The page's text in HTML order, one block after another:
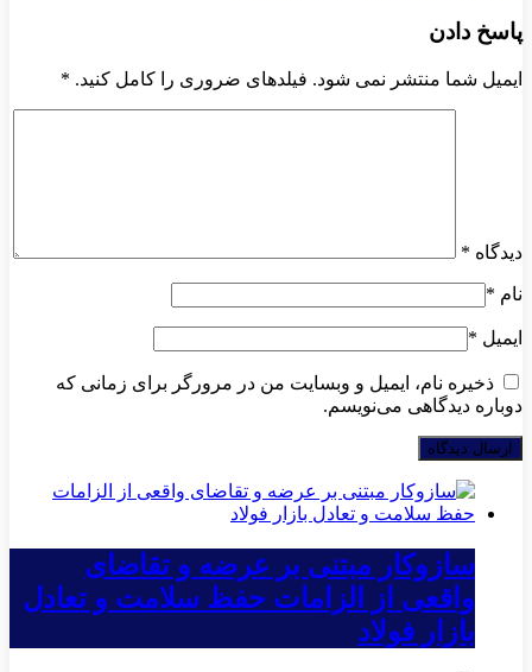
پاسخ دادن
ایمیل شما منتشر نمی شود. فیلدهای ضروری را کامل کنید. *
دیدگاه *
نام *
ایمیل *
ذخیره نام، ایمیل و وبسایت من در مرورگر برای زمانی که
دوباره دیدگاهی می‌نویسم.
سازوکار مبتنی بر عرضه و تقاضای
واقعی از الزامات حفظ سلامت و تعادل
بازار فولاد